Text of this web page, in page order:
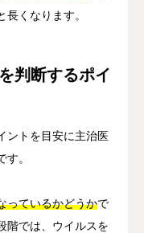
くなります。
判断するポイ
ントを目安に主治医
。
っているかどうかで
階では、ウイルスを